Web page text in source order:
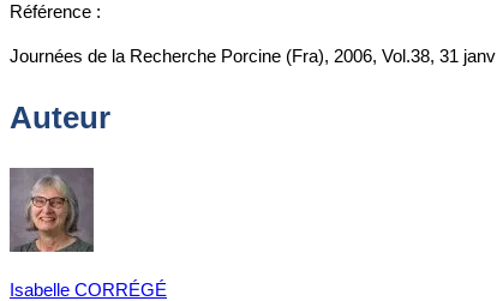
Référence :
Journées de la Recherche Porcine (Fra), 2006, Vol.38, 31
Auteur
Isabelle CORRÉGÉ